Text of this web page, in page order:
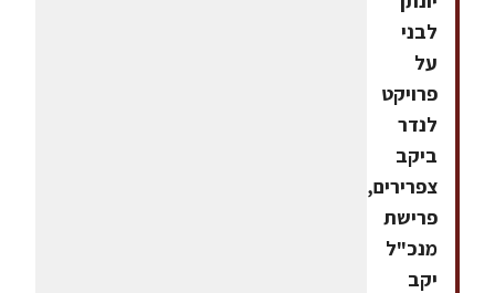
לבני
על
פרויקט
לנדר
ביקב
צפרירים,
פרישת
מנכ"ל
יקב